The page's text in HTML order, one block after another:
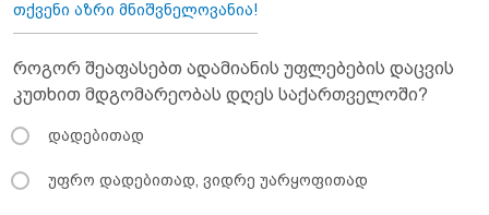
თქვენი აზრი მნიშვნელოვანია!
როგორ შეაფასებთ ადამიანის უფლებების დაცვის
კუთხით მდგომარეობას დღეს საქართველოში?
დადებითად
უფრო დადებითად, ვიდრე უარყოფითად